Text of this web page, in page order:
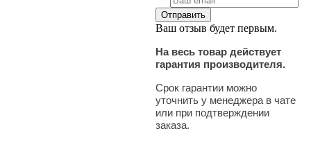
Ваш отзыв будет первым.
На весь товар действует
гарантия производителя.
Срок гарантии можно
уточнить у менеджера в чате
или при подтверждении
заказа.